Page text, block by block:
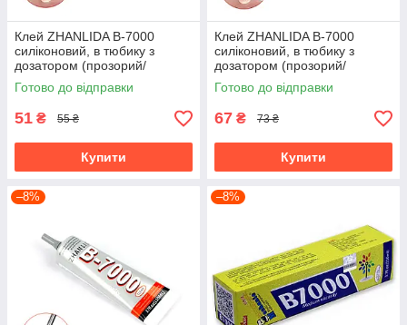
Клей ZHANLIDA B-7000
силіконовий, в тюбику з
дозатором (прозорий/
середня в'язкість) (25 мл)
Готово до відправки
51 ₴ 55 ₴
Купити
Клей ZHANLIDA B-7000
силіконовий, в тюбику з
дозатором (прозорий/
середня в'язкість) (50 мл)
Готово до відправки
67 ₴ 73 ₴
Купити
–8% –8%